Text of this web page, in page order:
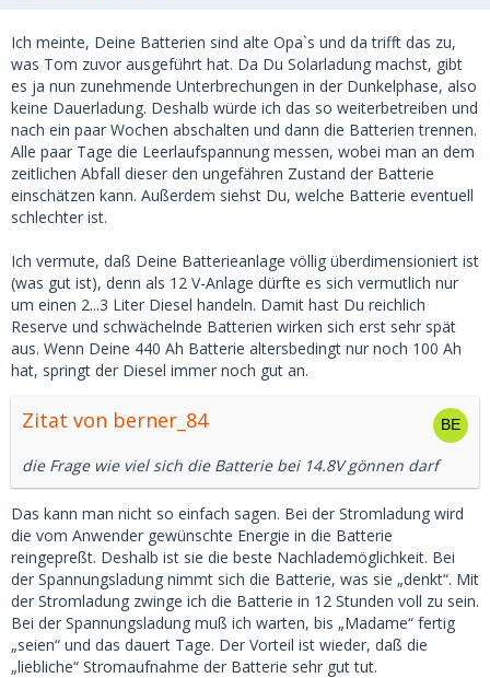
Ich meinte, Deine Batterien sind alte Opa`s und da trifft das zu,
was Tom zuvor ausgeführt hat. Da Du Solarladung machst, gibt
es ja nun zunehmende Unterbrechungen in der Dunkelphase, also
keine Dauerladung. Deshalb würde ich das so weiterbetreiben und
nach ein paar Wochen abschalten und dann die Batterien trennen.
Alle paar Tage die Leerlaufspannung messen, wobei man an dem
zeitlichen Abfall dieser den ungefähren Zustand der Batterie
einschätzen kann. Außerdem siehst Du, welche Batterie eventuell
schlechter ist.
Ich vermute, daß Deine Batterieanlage völlig überdimensioniert ist
(was gut ist), denn als 12 V-Anlage dürfte es sich vermutlich nur
um einen 2...3 Liter Diesel handeln. Damit hast Du reichlich
Reserve und schwächelnde Batterien wirken sich erst sehr spät
aus. Wenn Deine 440 Ah Batterie altersbedingt nur noch 100 Ah
hat, springt der Diesel immer noch gut an.
Zitat von berner_84
die Frage wie viel sich die Batterie bei 14.8V gönnen darf
Das kann man nicht so einfach sagen. Bei der Stromladung wird
die vom Anwender gewünschte Energie in die Batterie
reingepreßt. Deshalb ist sie die beste Nachlademöglichkeit. Bei
der Spannungsladung nimmt sich die Batterie, was sie „denkt“. Mit
der Stromladung zwinge ich die Batterie in 12 Stunden voll zu sein.
Bei der Spannungsladung muß ich warten, bis „Madame“ fertig
„seien“ und das dauert Tage. Der Vorteil ist wieder, daß die
„liebliche“ Stromaufnahme der Batterie sehr gut tut.